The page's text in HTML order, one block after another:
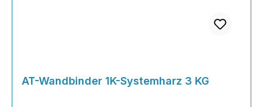
AT-Wandbinder 1K-Systemharz 3 KG